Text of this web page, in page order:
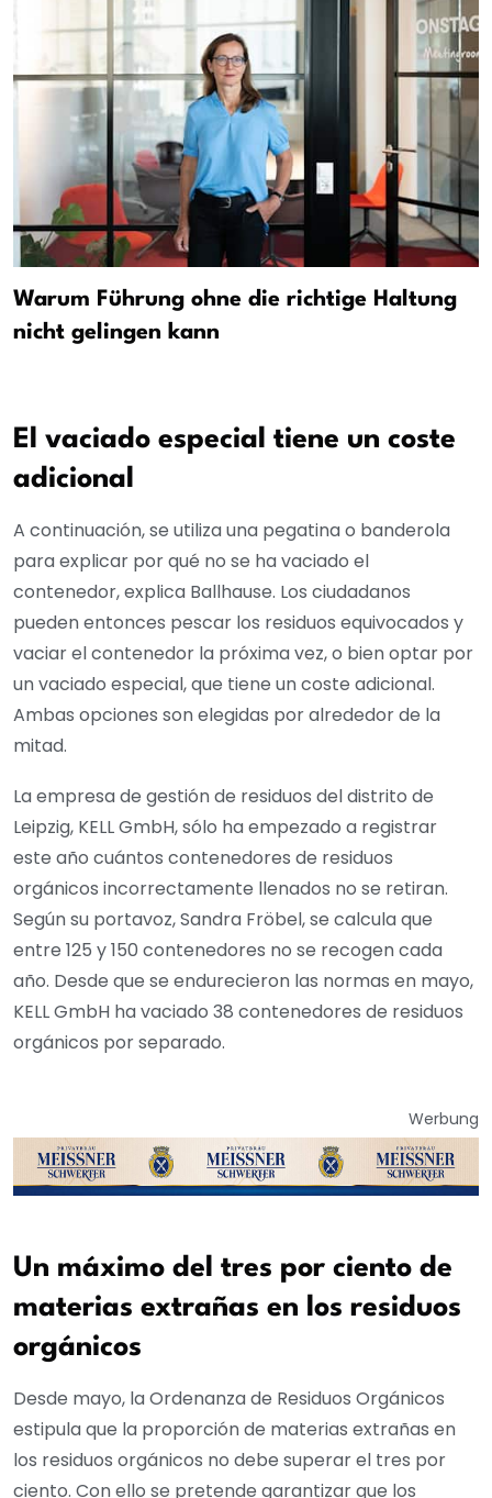
Warum Führung ohne die richtige Haltung
nicht gelingen kann
El vaciado especial tiene un coste
adicional
A continuación, se utiliza una pegatina o banderola
para explicar por qué no se ha vaciado el
contenedor, explica Ballhause. Los ciudadanos
pueden entonces pescar los residuos equivocados y
vaciar el contenedor la próxima vez, o bien optar por
un vaciado especial, que tiene un coste adicional.
Ambas opciones son elegidas por alrededor de la
mitad.
La empresa de gestión de residuos del distrito de
Leipzig, KELL GmbH, sólo ha empezado a registrar
este año cuántos contenedores de residuos
orgánicos incorrectamente llenados no se retiran.
Según su portavoz, Sandra Fröbel, se calcula que
entre 125 y 150 contenedores no se recogen cada
año. Desde que se endurecieron las normas en mayo,
KELL GmbH ha vaciado 38 contenedores de residuos
orgánicos por separado.
Werbung
Un máximo del tres por ciento de
materias extrañas en los residuos
orgánicos
Desde mayo, la Ordenanza de Residuos Orgánicos
estipula que la proporción de materias extrañas en
los residuos orgánicos no debe superar el tres por
ciento. Con ello se pretende garantizar que los